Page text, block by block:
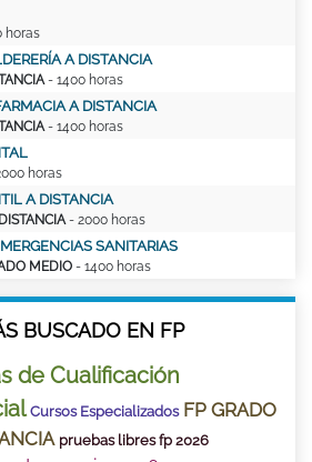
horas
A DISTANCIA
- 1400 horas
A DISTANCIA
- 1400 horas
horas
A DISTANCIA
- 2000 horas
SANITARIAS
MEDIO - 1400 horas
BUSCADO EN FP
de Cualificación
Cursos Especializados FP GRADO
pruebas libres fp 2026